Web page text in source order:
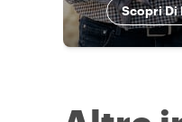
Scopri Di